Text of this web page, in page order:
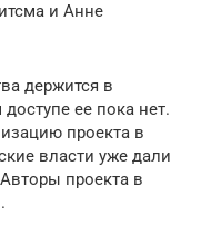
и Анне
держится в
ее пока нет.
проекта в
власти уже дали
проекта в